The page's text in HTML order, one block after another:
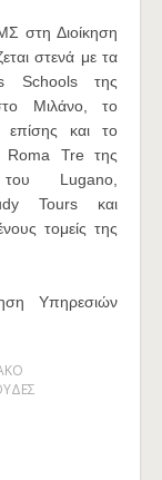
στη Διοίκηση
στενά με τα
Schools της
Μιλάνο, το
επίσης και το
Roma Tre της
Lugano,
Tours και
τομείς της
Υπηρεσιών